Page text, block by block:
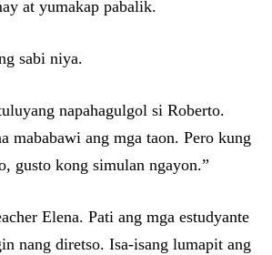
at yumakap pabalik.
sabi niya.
napahagulgol si Roberto.
mababawi ang mga taon. Pero kung
gusto kong simulan ngayon.”
Elena. Pati ang mga estudyante
nang diretso. Isa-isang lumapit ang